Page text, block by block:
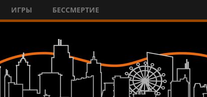
ИГРЫ БЕССМЕРТИЕ